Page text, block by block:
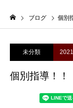
ブログ 個別
未分類
個別指導！！